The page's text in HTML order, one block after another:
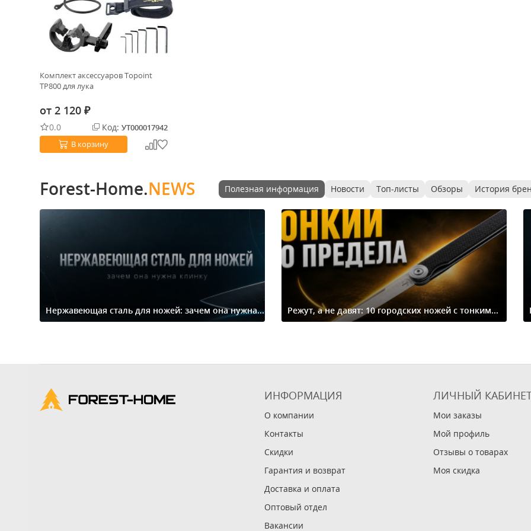
Комплект аксессуаров Topoint
TP800 для лука
от 2 120 ₽
0.0 Код: УТ000017942
В корзину
Forest-Home.NEWS Полезная информация Новости Топ-листы Обзоры История
Нержавеющая сталь для ножей: зачем она нужна... Режут, а не давят: 10 городских ножей с тонким...
ИНФОРМАЦИЯ
О компании
Контакты
Скидки
Гарантия и возврат
Доставка и оплата
Оптовый отдел
Вакансии
ЛИЧНЫЙ
Мои заказы
Мой профиль
Отзывы о товарах
Моя скидка